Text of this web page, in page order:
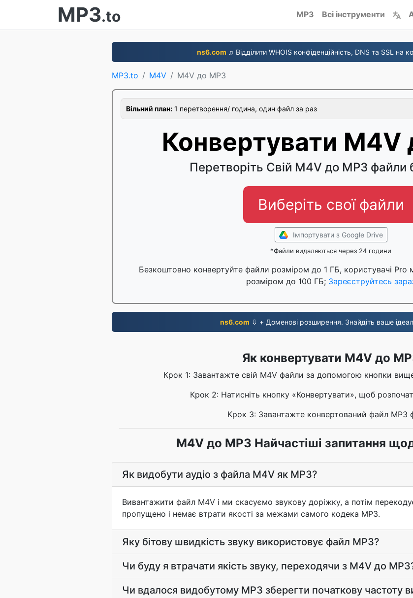
MP3.to MP3 Всі інструменти
ns6.com ♫ Відділити WHOIS конфіденційність, DNS та SSL на
MP3.to M4V M4V до MP3
Вільний план: 1 перетворення/ година, один файл за раз
Конвертувати M4V
Перетворіть Свій M4V до MP3 файли
Виберіть свої файли
Імпортувати з Google Drive
*Файли видаляються через 24 години
Безкоштовно конвертуйте файли розміром до 1 ГБ, користувачі
розміром до 100 ГБ; Зареєструйтесь
ns6.com ⇩ + Доменові розширення. Знайдіть ваше
Як конвертувати M4V до
Крок 1: Завантажте свій M4V файли за допомогою кнопки
Крок 2: Натисніть кнопку «Конвертувати», щоб
Крок 3: Завантажте конвертований файл MP3
M4V до MP3 Найчастіші запитання
Як видобути аудіо з файла M4V як MP3?
Вивантажити файл M4V і ми скасуємо звукову доріжку, а потім
пропущено і немає втрати якості за межами самого кодека MP3.
Яку бітову швидкість звуку використовує файл MP3?
Чи буду я втрачати якість звуку, переходячи з M4V до
Чи вдалося видобутому MP3 зберегти початкову частоту